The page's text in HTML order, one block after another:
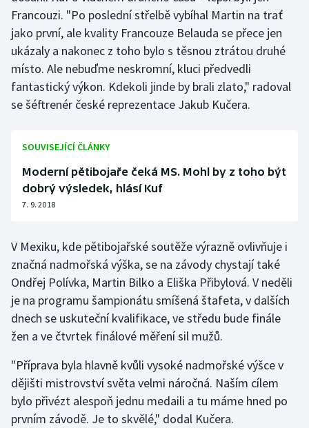
Judo
Krasobruslení
Lezení
Moderní pětiboj
Motorsport
Parasport
Plavání
Plážový volejbal
Ragby
Rychlobruslení
Francouzi. "Po poslední střelbě vybíhal Martin na trať
jako první, ale kvality Francouze Belauda se přece jen
ukázaly a nakonec z toho bylo s těsnou ztrátou druhé
místo. Ale nebuďme neskromní, kluci předvedli
fantastický výkon. Kdekoli jinde by brali zlato," radoval
se šéftrenér české reprezentace Jakub Kučera.
SOUVISEJÍCÍ ČLÁNKY
Moderní pětibojaře čeká MS. Mohl by z toho být
dobrý výsledek, hlásí Kuf
7. 9. 2018
V Mexiku, kde pětibojařské soutěže výrazně ovlivňuje i
značná nadmořská výška, se na závody chystají také
Ondřej Polívka, Martin Bilko a Eliška Přibylová. V neděli
je na programu šampionátu smíšená štafeta, v dalších
dnech se uskuteční kvalifikace, ve středu bude finále
žen a ve čtvrtek finálové měření sil mužů.
"Příprava byla hlavně kvůli vysoké nadmořské výšce v
dějišti mistrovství světa velmi náročná. Naším cílem
bylo přivézt alespoň jednu medaili a tu máme hned po
prvním závodě. Je to skvělé," dodal Kučera.